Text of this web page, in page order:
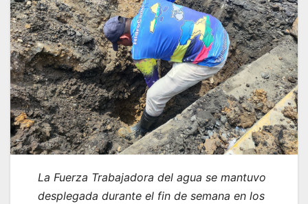
La Fuerza Trabajadora del agua se mantuvo
desplegada durante el fin de semana en los